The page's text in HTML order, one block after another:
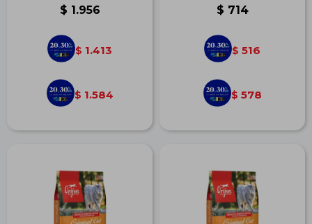
$ 1.956
$ 1.413
$ 1.584
$ 714
$ 516
$ 578